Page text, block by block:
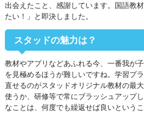
出会えたこと、感謝しています。国語教
たい！」と即決しました。
スタッドの魅力は？
教材やアプリなどあふれる今、一番我が
を見極めるほうが難しいですね。学習プ
直せるのがスタッドオリジナル教材の最
使うか、研修等で常にブラッシュアップ
なことは、何度でも繰返せば良いという